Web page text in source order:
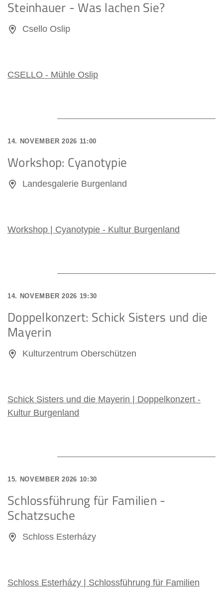
Steinhauer - Was lachen Sie?
Csello Oslip
CSELLO - Mühle Oslip
14. NOVEMBER 2026 11:00
Workshop: Cyanotypie
Landesgalerie Burgenland
Workshop | Cyanotypie - Kultur Burgenland
14. NOVEMBER 2026 19:30
Doppelkonzert: Schick Sisters und die
Mayerin
Kulturzentrum Oberschützen
Schick Sisters und die Mayerin | Doppelkonzert -
Kultur Burgenland
15. NOVEMBER 2026 10:30
Schlossführung für Familien -
Schatzsuche
Schloss Esterházy
Schloss Esterházy | Schlossführung für Familien